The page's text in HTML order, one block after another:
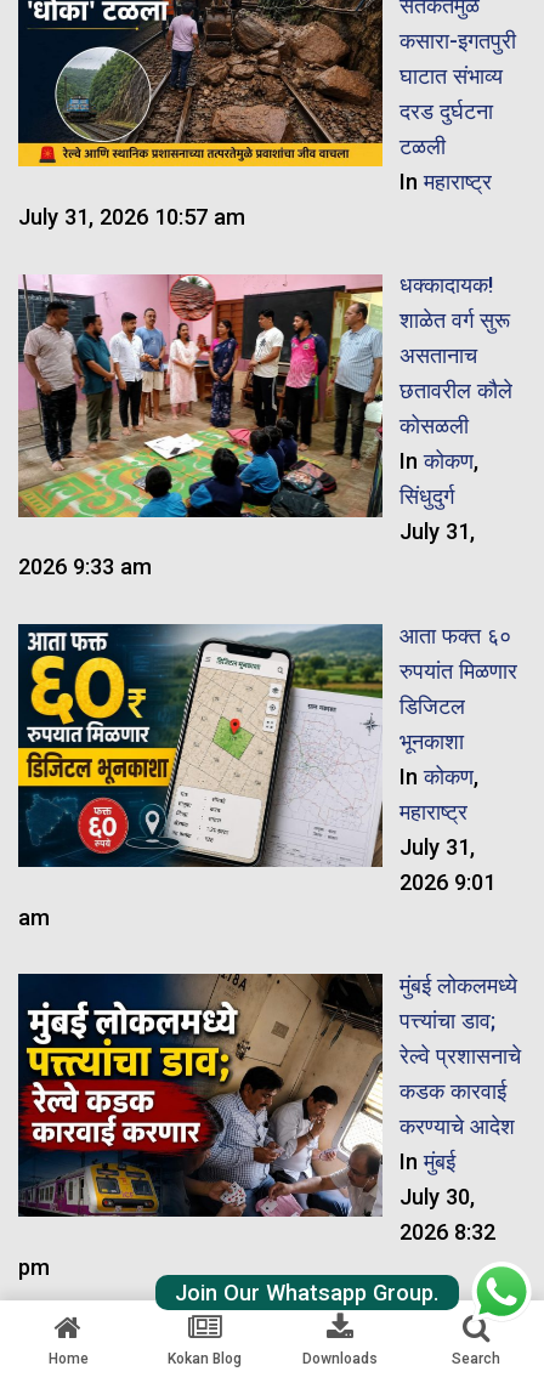
सतर्कतेमुळे
कसारा-इगतपुरी
घाटात संभाव्य
दरड दुर्घटना
टळली
Inमहाराष्ट्र
July 31, 2026 10:57 am
धक्कादायक!
शाळेत वर्ग सुरू
असतानाच
छतावरील कौले
कोसळली
Inकोकण,
सिंधुदुर्ग
July 31,
2026 9:33 am
​आता फक्त ६०
रुपयांत मिळणार
डिजिटल
भूनकाशा
Inकोकण,
महाराष्ट्र
July 31,
2026 9:01
am
मुंबई लोकलमध्ये
पत्त्यांचा डाव;
रेल्वे प्रशासनाचे
कडक कारवाई
करण्याचे आदेश
Inमुंबई
July 30,
2026 8:32
pm
२३ दिवसांच्या
Home Kokan Blog Downloads Search
Join Our Whatsapp Group.